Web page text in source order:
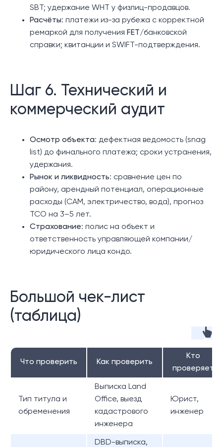
SBT; удержание WHT у физлиц-продавцов.
Расчёты: платежи из-за рубежа с корректной
ремаркой для получения FET/банковской
справки; квитанции и SWIFT-подтверждения.
Шаг 6. Технический и
коммерческий аудит
Осмотр объекта: дефектная ведомость (snag
list) до финального платежа; сроки устранения,
удержания.
Рынок и ликвидность: сравнение цен по
району, арендный потенциал, операционные
расходы (CAM, электричество, вода), прогноз
TCO на 3–5 лет.
Страхование: полис на объект и
ответственность управляющей компании/
юридического лица кондо.
Большой чек-лист
(таблица)
Что проверить Как проверить
Кто
проверяет
Тип титула и
обременения
Выписка Land
Office, выезд
кадастрового
инженера
Юрист,
инженер
DBD-выписка,